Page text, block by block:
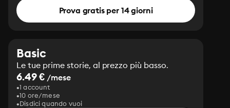
Prova gratis per 14 giorni
Basic
Le tue prime storie, al prezzo più basso.
6.49 € /mese
1 account
10 ore/mese
Disdici quando vuoi